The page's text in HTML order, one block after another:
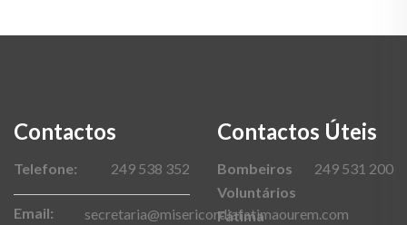
Contactos
Telefone: 249 538 352
Email: secretaria@misericordiafatimaourem.com
Contactos Úteis
Bombeiros
Voluntários
Fátima
249 531 200